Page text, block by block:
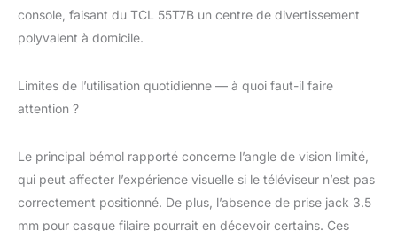
d'ombre et des
image incroyablement
L'image que vous
voyez est aussi
détaillée que dans le
monde réel. Plongez
dans la profondeur et
console, faisant du TCL 55T7B un centre de divertissement
polyvalent à domicile.
Limites de l’utilisation quotidienne — à quoi faut-il faire
attention ?
Le principal bémol rapporté concerne l’angle de vision limité,
qui peut affecter l’expérience visuelle si le téléviseur n’est pas
correctement positionné. De plus, l’absence de prise jack 3.5
mm pour casque filaire pourrait en décevoir certains. Ces